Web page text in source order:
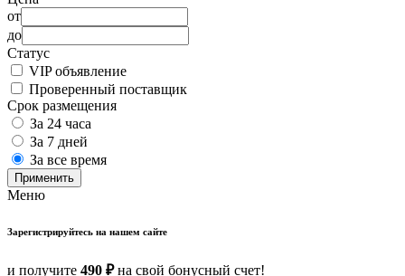
от
до
Статус
VIP объявление
Проверенный поставщик
Срок размещения
За 24 часа
За 7 дней
За все время
Применить
Меню
Зарегистрируйтесь на нашем сайте
и получите 490 ₽на свой бонусный счет!